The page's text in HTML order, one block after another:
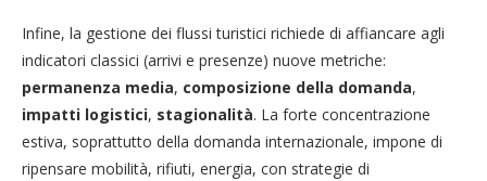
Infine, la gestione dei flussi turistici richiede di affiancare agli
indicatori classici (arrivi e presenze) nuove metriche:
permanenza media, composizione della domanda,
impatti logistici, stagionalità. La forte concentrazione
estiva, soprattutto della domanda internazionale, impone di
ripensare mobilità, rifiuti, energia, con strategie di